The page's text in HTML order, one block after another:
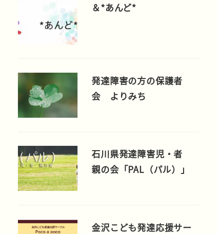
＆*あんど*
発達障害の方の保護者
会 よりみち
石川県発達障害児・者
親の会「PAL（パル）」
金沢こども発達応援サー